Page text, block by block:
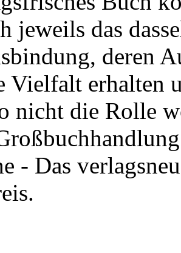
jeweils das
deren
Vielfalt erhalten
nicht die Rolle
- Das